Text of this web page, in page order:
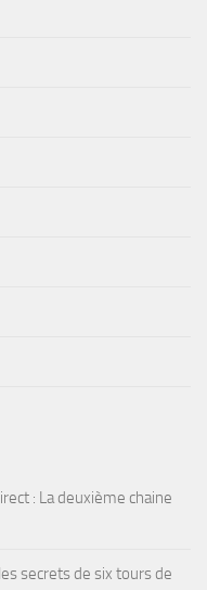
: La deuxième chaine
secrets de six tours de